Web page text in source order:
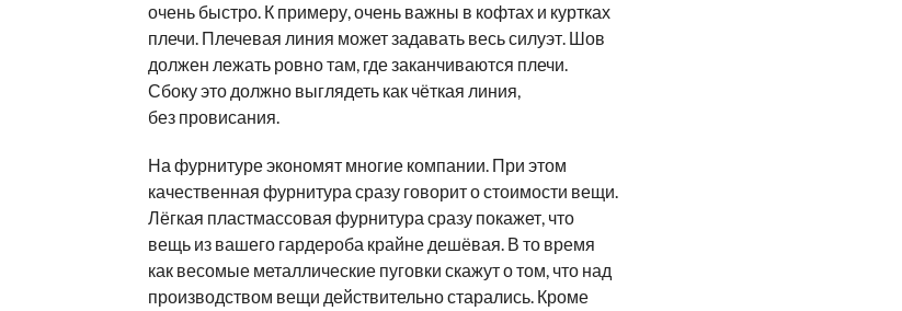
очень быстро. К примеру, очень важны в кофтах и куртках
плечи. Плечевая линия может задавать весь силуэт. Шов
должен лежать ровно там, где заканчиваются плечи.
Сбоку это должно выглядеть как чёткая линия,
без провисания.
На фурнитуре экономят многие компании. При этом
качественная фурнитура сразу говорит о стоимости вещи.
Лёгкая пластмассовая фурнитура сразу покажет, что
вещь из вашего гардероба крайне дешёвая. В то время
как весомые металлические пуговки скажут о том, что над
производством вещи действительно старались. Кроме